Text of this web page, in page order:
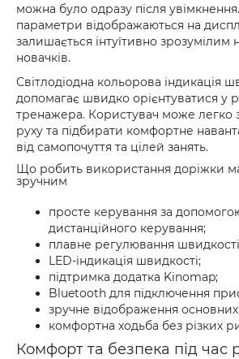
можна було одразу після увімкнення.
параметри відображаються на
залишається інтуїтивно зрозумілим
новачків.
Світлодіодна кольорова індикація
допомагає швидко орієнтуватися у
тренажера. Користувач може легко
руху та підбирати комфортне
від самопочуття та цілей занять.
Що робить використання доріжки
зручним
просте керування за
дистанційного керування;
плавне регулювання
LED-індикація швидкості;
підтримка додатка Kinomap;
Bluetooth для підключення
зручне відображення основних
комфортна ходьба без різких
Комфорт та безпека під час